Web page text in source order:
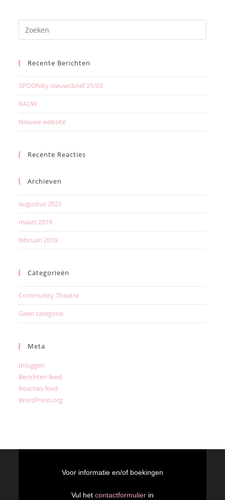
Recente Berichten
SPOONKy nieuwsbrief 21/03
RAUW
Nieuwe website
Recente Reacties
Archieven
augustus 2021
maart 2019
februari 2019
Categorieën
Community Theatre
Geen categorie
Meta
Inloggen
Berichten feed
Reacties feed
WordPress.org
Voor informatie en/of boekingen
Vul het contactformulier in